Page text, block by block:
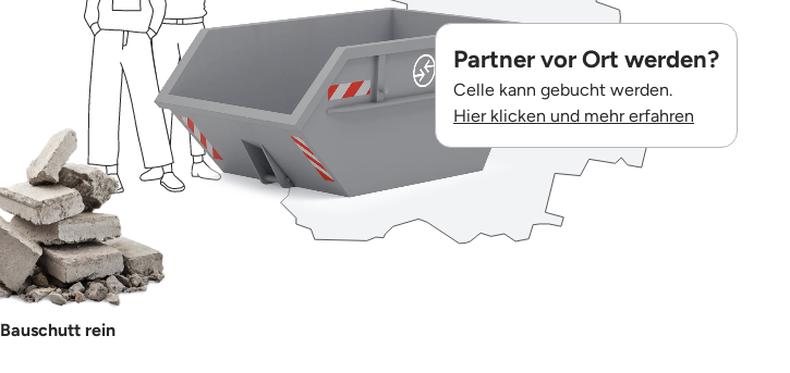
Partner vor Ort werden?
Celle kann gebucht werden.
Hier klicken und mehr erfahren
Bauschutt rein